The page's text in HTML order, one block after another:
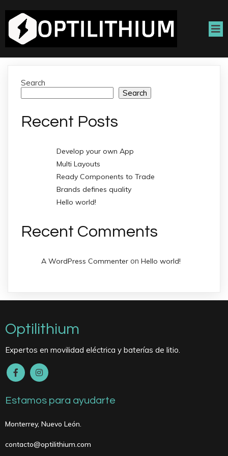
Search
Search
Recent Posts
Develop your own App
Multi Layouts
Ready Components to Trade
Brands defines quality
Hello world!
Recent Comments
A WordPress Commenter on Hello world!
Optilithium
Expertos en movilidad eléctrica y baterías de litio.
Estamos para ayudarte
Monterrey, Nuevo León.
contacto@optilithium.com